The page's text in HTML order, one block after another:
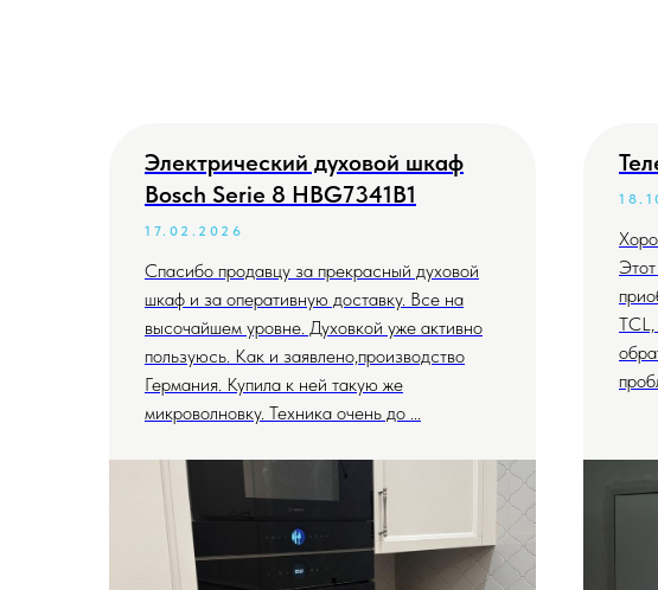
Электрический духовой шкаф
Bosch Serie 8 HBG7341B1
17.02.2026
Спасибо продавцу за прекрасный духовой
шкаф и за оперативную доставку. Все на
высочайшем уровне. Духовкой уже активно
пользуюсь. Как и заявлено,производство
Германия. Купила к ней такую же
микроволновку. Техника очень до ...